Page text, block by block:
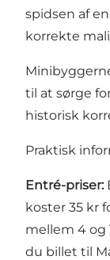
spidsen af
korrekte
til at sørge
historisk
Praktisk
Entré-priser:
koster 35 kr
mellem 4 og
du billet til